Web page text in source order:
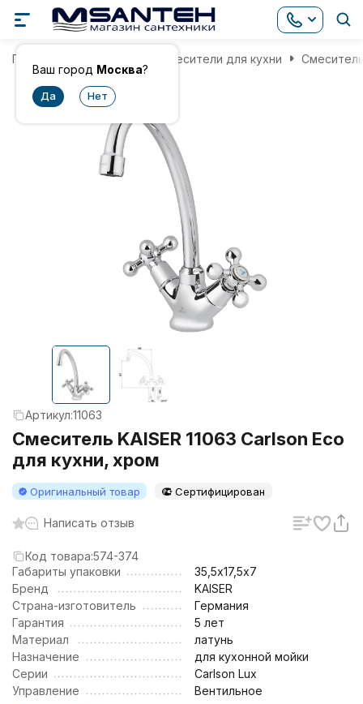
Ваш город Москва?
Главная Смесители для кухни
Артикул:11063
Смеситель KAISER 11063 Carlson Eco
для кухни, хром
Оригинальный товар Сертифицирован
Написать отзыв
Код товара:574-374
Габариты упаковки
35,5х17,5х7
Бренд
KAISER
Страна-изготовитель
Германия
Гарантия
5 лет
Материал
латунь
Назначение
для кухонной мойки
Серии
Carlson Lux
Управление
Вентильное